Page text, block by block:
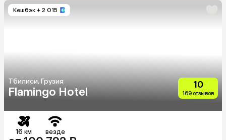
Кешбэк + 2 015
Тбилиси, Грузия
Flamingo Hotel
10
169 отзывов
16 км везде